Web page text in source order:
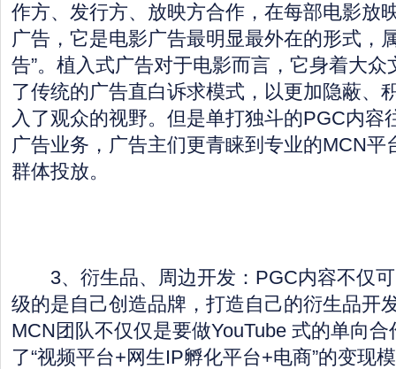
作方、发行方、放映方合作，在每部电影放
广告，它是电影广告最明显最外在的形式，
告”。植入式广告对于电影而言，它身着大
了传统的广告直白诉求模式，以更加隐蔽、
入了观众的视野。但是单打独斗的PGC内容
广告业务，广告主们更青睐到专业的MCN平
群体投放。
3、衍生品、周边开发：PGC内容不仅可
级的是自己创造品牌，打造自己的衍生品开
MCN团队不仅仅是要做YouTube 式的单向
了“视频平台+网生IP孵化平台+电商”的变现